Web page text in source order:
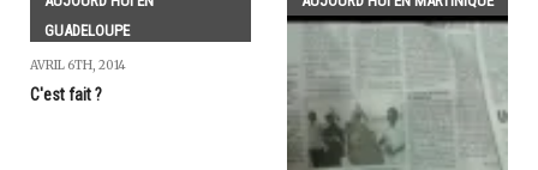
GUADELOUPE
AVRIL 6TH, 2014
C'est fait ?